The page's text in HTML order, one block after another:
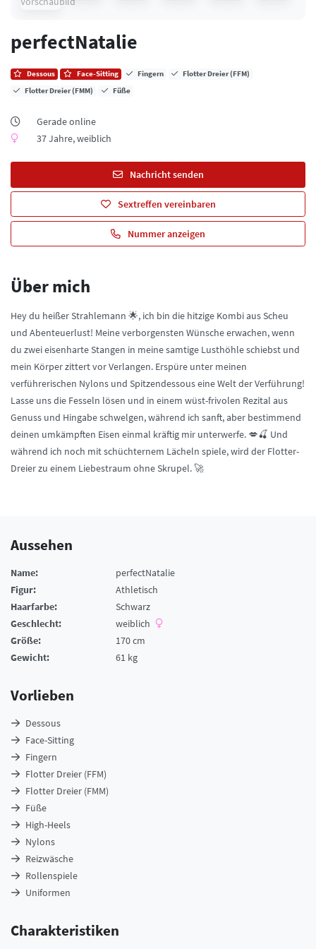
perfectNatalie
Dessous Face-Sitting Fingern
Flotter Dreier (FFM)
Flotter Dreier (FMM)
Füße
Gerade online
37 Jahre, weiblich
Nachricht senden
Sextreffen vereinbaren
Nummer anzeigen
Über mich
Hey du heißer Strahlemann 🌟, ich bin die hitzige Kombi aus Scheu
und Abenteuerlust! Meine verborgensten Wünsche erwachen, wenn
du zwei eisenharte Stangen in meine samtige Lusthöhle schiebst und
mein Körper zittert vor Verlangen. Erspüre unter meinen
verführerischen Nylons und Spitzendessous eine Welt der Verführung!
Lasse uns die Fesseln lösen und in einem wüst-frivolen Rezital aus
Genuss und Hingabe schwelgen, während ich sanft, aber bestimmend
deinen umkämpften Eisen einmal kräftig mir unterwerfe. 💋🍒 Und
während ich noch mit schüchternem Lächeln spiele, wird der Flotter-
Dreier zu einem Liebestraum ohne Skrupel. 🚀
Aussehen
Name:
perfectNatalie
Figur:
Athletisch
Haarfarbe:
Schwarz
Geschlecht:
weiblich
Größe:
170 cm
Gewicht:
61 kg
Vorlieben
Dessous
Face-Sitting
Fingern
Flotter Dreier (FFM)
Flotter Dreier (FMM)
Füße
High-Heels
Nylons
Reizwäsche
Rollenspiele
Uniformen
Charakteristiken